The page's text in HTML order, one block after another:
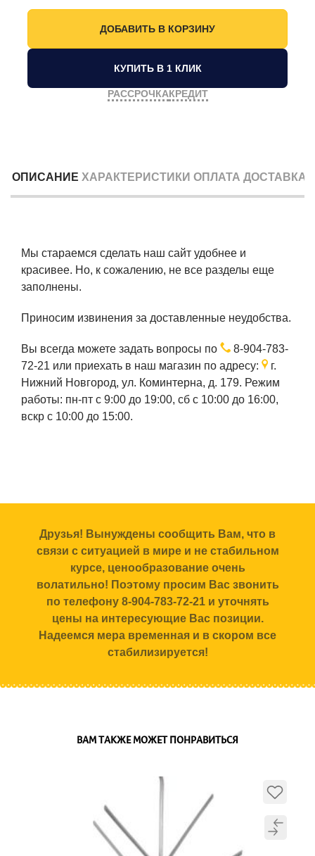
КУПИТЬ В 1 КЛИК
РАССРОЧКАКРЕДИТ
ОПИСАНИЕ ХАРАКТЕРИСТИКИ ОПЛАТА ДОСТАВКА
Мы стараемся сделать наш сайт удобнее и
красивее. Но, к сожалению, не все разделы еще
заполнены.
Приносим извинения за доставленные неудобства.
Вы всегда можете задать вопросы по
8-904-783-
72-21 или приехать в наш магазин по адресу:
г.
Нижний Новгород, ул. Коминтерна, д. 179. Режим
работы: пн-пт с 9:00 до 19:00, сб с 10:00 до 16:00,
вскр с 10:00 до 15:00.
Друзья! Вынуждены сообщить Вам, что в
связи с ситуацией в мире и не стабильном
курсе, ценообразование очень
волатильно! Поэтому просим Вас звонить
по телефону 8-904-783-72-21 и уточнять
цены на интересующие Вас позиции.
Надеемся мера временная и в скором все
стабилизируется!
ВАМ ТАКЖЕ МОЖЕТ ПОНРАВИТЬСЯ